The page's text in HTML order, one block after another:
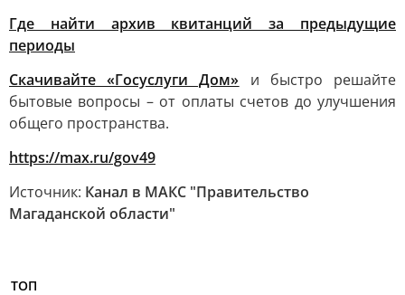
Где найти архив квитанций за предыдущие
периоды
Скачивайте «Госуслуги Дом» и быстро решайте
бытовые вопросы – от оплаты счетов до улучшения
общего пространства.
https://max.ru/gov49
Источник: Канал в МАКС "Правительство
Магаданской области"
ТОП